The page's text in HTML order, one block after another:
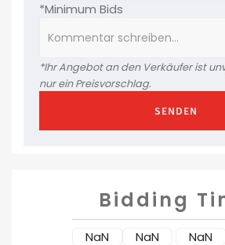
*Minimum Bids
*Ihr Angebot an den Verkäufer ist
nur ein Preisvorschlag.
SENDEN
Bidding
NaN
NaN
NaN